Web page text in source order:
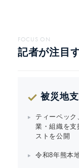
FOCUS ON
記者が注目
被災地
ティーペッ
業・組織を支
ストを公開
令和8年熊本